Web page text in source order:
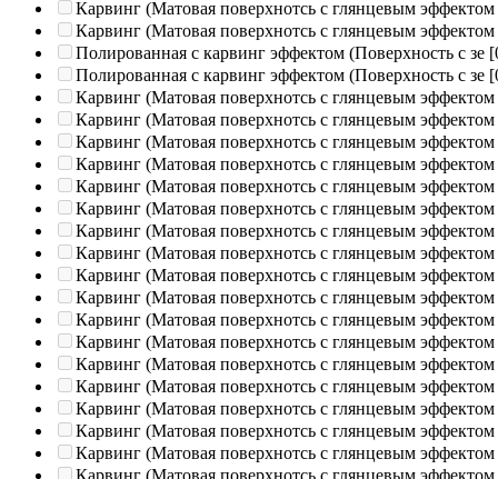
Карвинг (Матовая поверхнотсь с глянцевым эффектом
Карвинг (Матовая поверхнотсь с глянцевым эффектом
Полированная c карвинг эффектом (Поверхность с зе
Полированная c карвинг эффектом (Поверхность с зе
Карвинг (Матовая поверхнотсь с глянцевым эффектом
Карвинг (Матовая поверхнотсь с глянцевым эффектом
Карвинг (Матовая поверхнотсь с глянцевым эффектом
Карвинг (Матовая поверхнотсь с глянцевым эффектом
Карвинг (Матовая поверхнотсь с глянцевым эффектом
Карвинг (Матовая поверхнотсь с глянцевым эффектом
Карвинг (Матовая поверхнотсь с глянцевым эффектом
Карвинг (Матовая поверхнотсь с глянцевым эффектом
Карвинг (Матовая поверхнотсь с глянцевым эффектом
Карвинг (Матовая поверхнотсь с глянцевым эффектом
Карвинг (Матовая поверхнотсь с глянцевым эффектом
Карвинг (Матовая поверхнотсь с глянцевым эффектом
Карвинг (Матовая поверхнотсь с глянцевым эффектом
Карвинг (Матовая поверхнотсь с глянцевым эффектом
Карвинг (Матовая поверхнотсь с глянцевым эффектом
Карвинг (Матовая поверхнотсь с глянцевым эффектом
Карвинг (Матовая поверхнотсь с глянцевым эффектом